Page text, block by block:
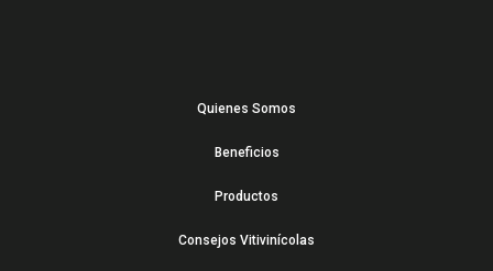
Quienes Somos
Beneficios
Productos
Consejos Vitivinícolas